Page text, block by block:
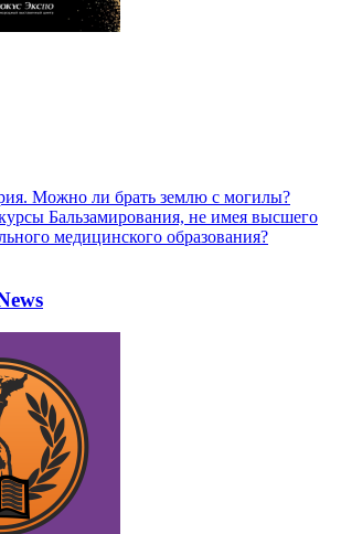
Можно ли брать землю с могилы?
Бальзамирования, не имея высшего
медицинского образования?